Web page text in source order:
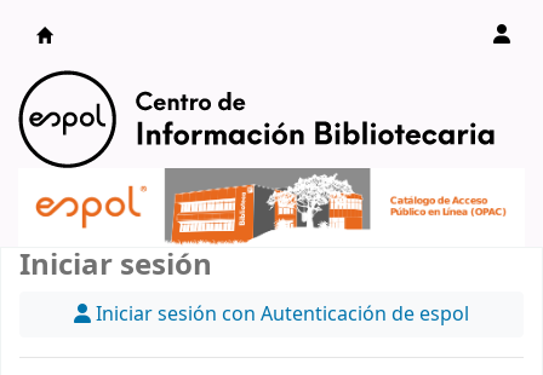
Catálogo en línea
Iniciar sesión
Iniciar sesión con Autenticación de espol